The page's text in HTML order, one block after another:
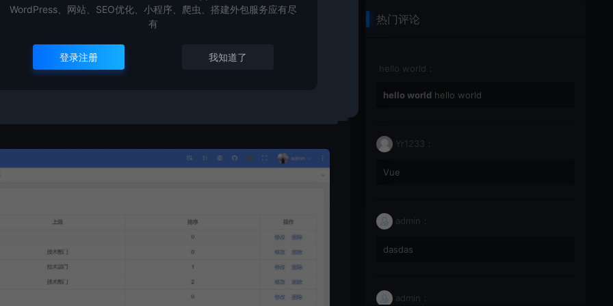
热门评论
hello world：
hello world hello world
Yr1233：
Vue
admin：
dasdas
admin：
WordPress、网站、SEO优化、小程序、爬虫、搭建外包服务应有尽
有
登录注册 我知道了